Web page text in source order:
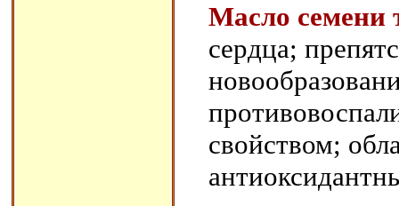
Масло
сердца;
свойством;